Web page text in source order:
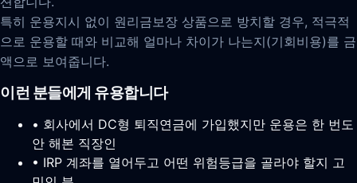
특히 운용지시 없이 원리금보장 상품으로 방치할 경우, 적극적
으로 운용할 때와 비교해 얼마나 차이가 나는지(기회비용)를 금
액으로 보여줍니다.
이런 분들에게 유용합니다
• 회사에서 DC형 퇴직연금에 가입했지만 운용은 한 번도
안 해본 직장인
• IRP 계좌를 열어두고 어떤 위험등급을 골라야 할지 고